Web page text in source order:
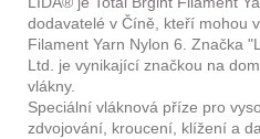
dodavatelé v Číně, kteří mohou
Filament Yarn Nylon 6. Značka
Ltd. je vynikající značkou na
vlákny.
Speciální vláknová příze pro
zdvojování, kroucení, klížení a